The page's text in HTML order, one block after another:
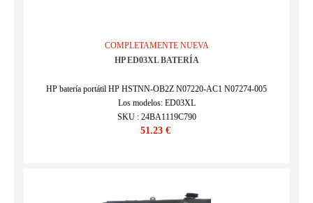
COMPLETAMENTE NUEVA
HP ED03XL BATERÍA
HP batería portátil HP HSTNN-OB2Z N07220-AC1 N07274-005
Los modelos: ED03XL
SKU : 24BA1119C790
51.23 €